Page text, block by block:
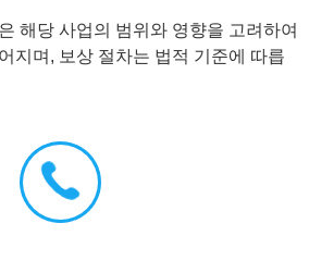
해당 사업의 범위와 영향을 고려하여
지며, 보상 절차는 법적 기준에 따릅